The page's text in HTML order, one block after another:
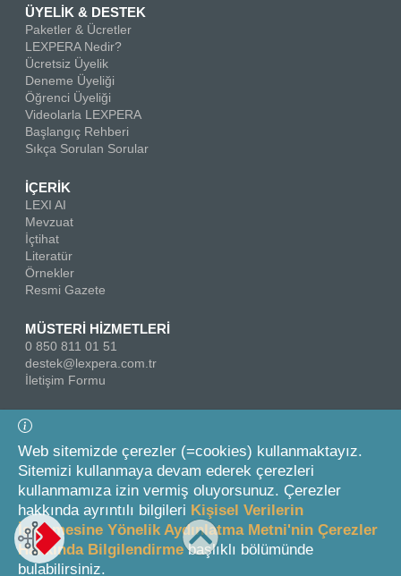
ÜYELİK & DESTEK
Paketler & Ücretler
LEXPERA Nedir?
Ücretsiz Üyelik
Deneme Üyeliği
Öğrenci Üyeliği
Videolarla LEXPERA
Başlangıç Rehberi
Sıkça Sorulan Sorular
İÇERİK
LEXI AI
Mevzuat
İçtihat
Literatür
Örnekler
Resmi Gazete
MÜSTERİ HİZMETLERİ
0 850 811 01 51
destek@lexpera.com.tr
İletişim Formu
Bizi Takip Edin
© 2026 On İki Levha Yayıncılık A.Ş.
Web sitemizde çerezler (=cookies) kullanmaktayız.
Sitemizi kullanmaya devam ederek çerezleri
kullanmamıza izin vermiş oluyorsunuz. Çerezler
hakkında ayrıntılı bilgileri Kişisel Verilerin
İşlenmesine Yönelik Aydınlatma Metni'nin Çerezler
Hakkında Bilgilendirmebaşlıklı bölümünde
bulabilirsiniz.